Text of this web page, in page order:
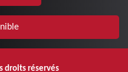
droits réservés